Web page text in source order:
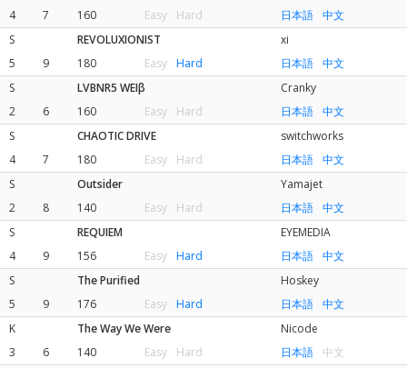
4
7 160 Easy Hard 日本語
中文
S
REVOLUXIONIST
xi
5
9 180 Easy Hard 日本語
中文
S
LVBNR5 WEIβ
Cranky
2
6 160 Easy Hard 日本語
中文
S
CHAOTIC DRIVE
switchworks
4
7 180 Easy Hard 日本語
中文
S
Outsider
Yamajet
2
8 140 Easy Hard 日本語
中文
S
REQUIEM
EYEMEDIA
4
9 156 Easy Hard 日本語
中文
S
The Purified
Hoskey
5
9 176 Easy Hard 日本語
中文
K
The Way We Were
Nicode
3
6 140 Easy Hard 日本語
中文